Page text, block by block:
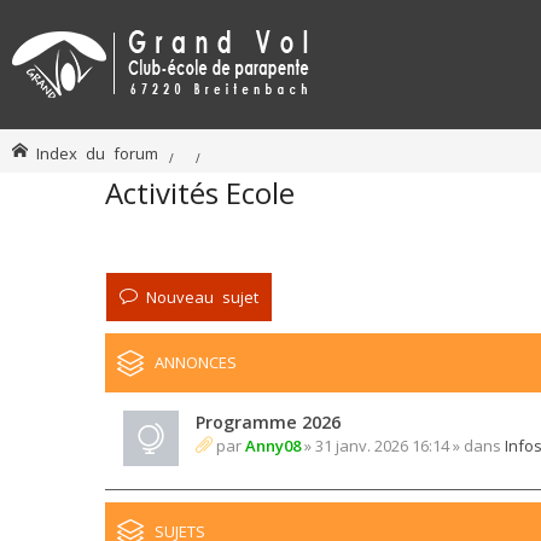
Index du forum
Activités Ecole
Nouveau sujet
ANNONCES
Programme 2026
parAnny08» 31 janv. 2026 16:14 » dans Infos
SUJETS